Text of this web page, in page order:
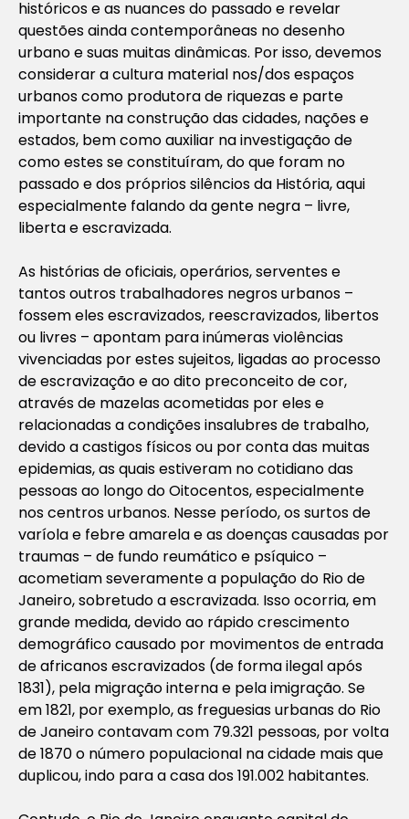
históricos e as nuances do passado e revelar
questões ainda contemporâneas no desenho
urbano e suas muitas dinâmicas. Por isso, devemos
considerar a cultura material nos/dos espaços
urbanos como produtora de riquezas e parte
importante na construção das cidades, nações e
estados, bem como auxiliar na investigação de
como estes se constituíram, do que foram no
passado e dos próprios silêncios da História, aqui
especialmente falando da gente negra – livre,
liberta e escravizada.
As histórias de oficiais, operários, serventes e
tantos outros trabalhadores negros urbanos –
fossem eles escravizados, reescravizados, libertos
ou livres – apontam para inúmeras violências
vivenciadas por estes sujeitos, ligadas ao processo
de escravização e ao dito preconceito de cor,
através de mazelas acometidas por eles e
relacionadas a condições insalubres de trabalho,
devido a castigos físicos ou por conta das muitas
epidemias, as quais estiveram no cotidiano das
pessoas ao longo do Oitocentos, especialmente
nos centros urbanos. Nesse período, os surtos de
varíola e febre amarela e as doenças causadas por
traumas – de fundo reumático e psíquico –
acometiam severamente a população do Rio de
Janeiro, sobretudo a escravizada. Isso ocorria, em
grande medida, devido ao rápido crescimento
demográfico causado por movimentos de entrada
de africanos escravizados (de forma ilegal após
1831), pela migração interna e pela imigração. Se
em 1821, por exemplo, as freguesias urbanas do Rio
de Janeiro contavam com 79.321 pessoas, por volta
de 1870 o número populacional na cidade mais que
duplicou, indo para a casa dos 191.002 habitantes.